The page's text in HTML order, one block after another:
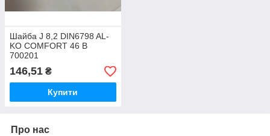
Шайба J 8,2 DIN6798 AL-
KO COMFORT 46 B
700201
146,51 ₴
Купити
Про нас